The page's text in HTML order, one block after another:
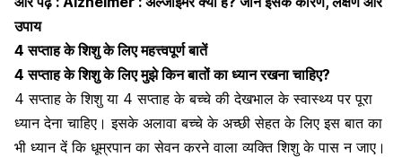
उपाय
4 सप्ताह के शिशु के लिए महत्त्वपूर्ण बातें
4 सप्ताह के शिशु के लिए मुझे किन बातों का ध्यान रखना चाहिए?
4 सप्ताह के शिशु या 4 सप्ताह के बच्चे की देखभाल के स्वास्थ्य पर पूरा
ध्यान देना चाहिए। इसके अलावा बच्चे के अच्छी सेहत के लिए इस बात का
भी ध्यान दें कि धूम्रपानका सेवन करने वाला व्यक्ति शिशु के पास न जाए।